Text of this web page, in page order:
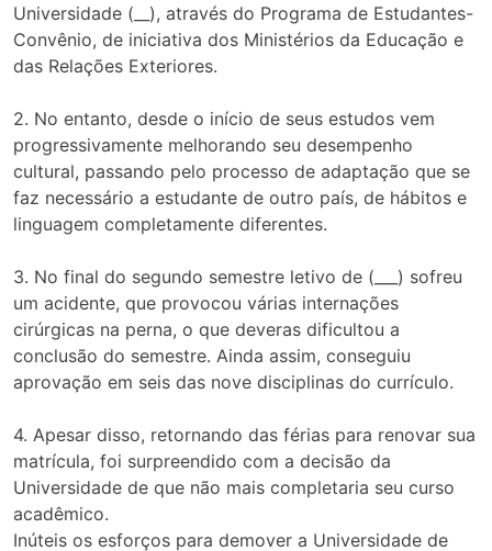
Universidade (__), através do Programa de Estudantes-
Convênio, de iniciativa dos Ministérios da Educação e
das Relações Exteriores.
2. No entanto, desde o início de seus estudos vem
progressivamente melhorando seu desempenho
cultural, passando pelo processo de adaptação que se
faz necessário a estudante de outro país, de hábitos e
linguagem completamente diferentes.
3. No final do segundo semestre letivo de (___) sofreu
um acidente, que provocou várias internações
cirúrgicas na perna, o que deveras dificultou a
conclusão do semestre. Ainda assim, conseguiu
aprovação em seis das nove disciplinas do currículo.
4. Apesar disso, retornando das férias para renovar sua
matrícula, foi surpreendido com a decisão da
Universidade de que não mais completaria seu curso
acadêmico.
Inúteis os esforços para demover a Universidade de